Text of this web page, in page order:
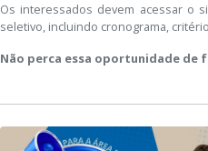
Os interessados ​​devem acessar o
seletivo, incluindo cronograma,
Não perca essa oportunidade de